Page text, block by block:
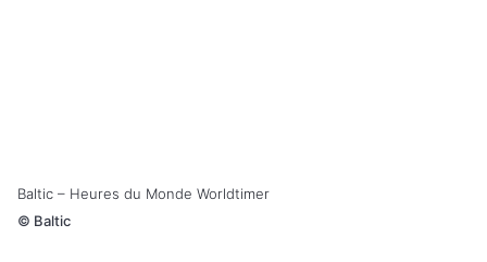
Baltic – Heures du Monde Worldtimer
© Baltic